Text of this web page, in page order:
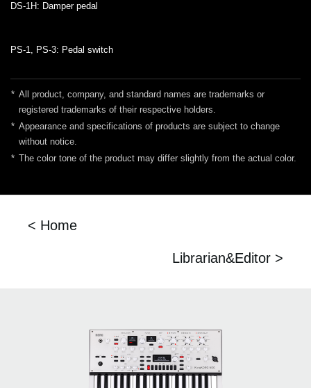
DS-1H: Damper pedal
PS-1, PS-3: Pedal switch
* All product, company, and standard names are trademarks or
registered trademarks of their respective holders.
* Appearance and specifications of products are subject to change
without notice.
* The color tone of the product may differ slightly from the actual color.
< Home
Librarian&Editor >